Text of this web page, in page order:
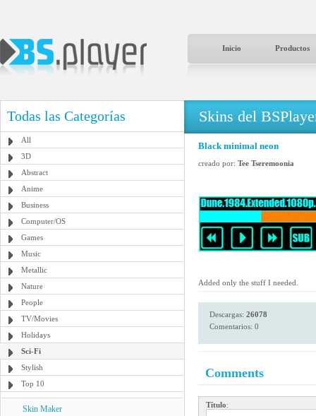
Inicio Productos
Todas las Categorías
All
3D
Abstract
Anime
Business
Computer/OS
Games
Music
Metallic
Nature
People
TV/Movies
Holidays
Sci-Fi
Stylish
Top 10
Skin Maker
Skins del
Black minimal neon
creado por: Tee Tseremoonia
Added only the stuff I needed.
Descargas: 26078
Comentarios: 0
Comments
Título: